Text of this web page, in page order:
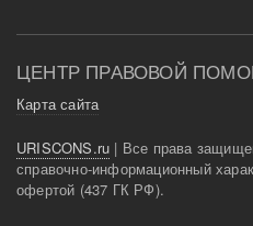
ЦЕНТР ПРАВОВОЙ
Карта сайта
URISCONS.ru | Все права
справочно-информационный
офертой (437 ГК РФ).